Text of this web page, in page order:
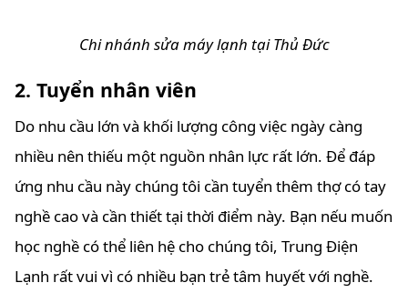
Chi nhánh sửa máy lạnh tại Thủ Đức
2. Tuyển nhân viên
Do nhu cầu lớn và khối lượng công việc ngày càng
nhiều nên thiếu một nguồn nhân lực rất lớn. Để đáp
ứng nhu cầu này chúng tôi cần tuyển thêm thợ có tay
nghề cao và cần thiết tại thời điểm này. Bạn nếu muốn
học nghề có thể liên hệ cho chúng tôi, Trung Điện
Lạnh rất vui vì có nhiều bạn trẻ tâm huyết với nghề.